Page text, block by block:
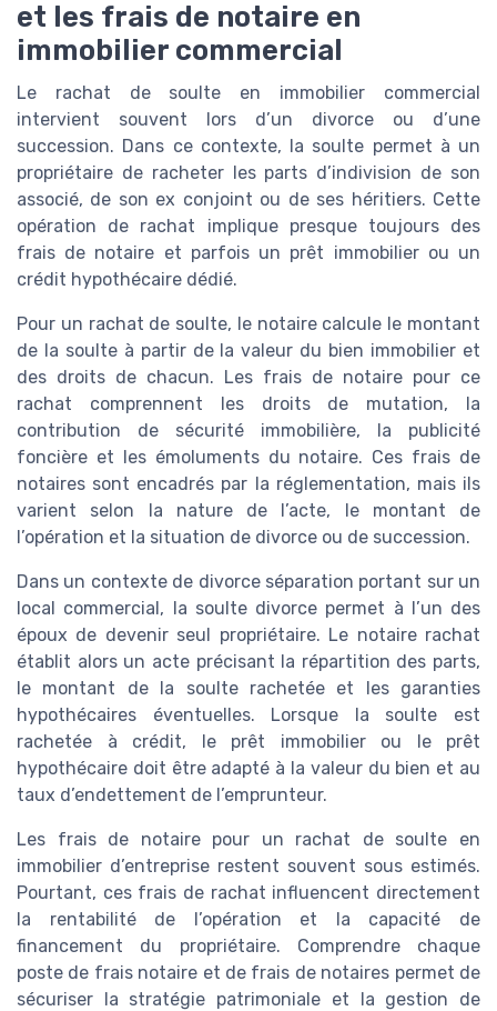
et les frais de notaire en
immobilier commercial
Le rachat de soulte en immobilier commercial
intervient souvent lors d’un divorce ou d’une
succession. Dans ce contexte, la soulte permet à un
propriétaire de racheter les parts d’indivision de son
associé, de son ex conjoint ou de ses héritiers. Cette
opération de rachat implique presque toujours des
frais de notaire et parfois un prêt immobilier ou un
crédit hypothécaire dédié.
Pour un rachat de soulte, le notaire calcule le montant
de la soulte à partir de la valeur du bien immobilier et
des droits de chacun. Les frais de notaire pour ce
rachat comprennent les droits de mutation, la
contribution de sécurité immobilière, la publicité
foncière et les émoluments du notaire. Ces frais de
notaires sont encadrés par la réglementation, mais ils
varient selon la nature de l’acte, le montant de
l’opération et la situation de divorce ou de succession.
Dans un contexte de divorce séparation portant sur un
local commercial, la soulte divorce permet à l’un des
époux de devenir seul propriétaire. Le notaire rachat
établit alors un acte précisant la répartition des parts,
le montant de la soulte rachetée et les garanties
hypothécaires éventuelles. Lorsque la soulte est
rachetée à crédit, le prêt immobilier ou le prêt
hypothécaire doit être adapté à la valeur du bien et au
taux d’endettement de l’emprunteur.
Les frais de notaire pour un rachat de soulte en
immobilier d’entreprise restent souvent sous estimés.
Pourtant, ces frais de rachat influencent directement
la rentabilité de l’opération et la capacité de
financement du propriétaire. Comprendre chaque
poste de frais notaire et de frais de notaires permet de
sécuriser la stratégie patrimoniale et la gestion de